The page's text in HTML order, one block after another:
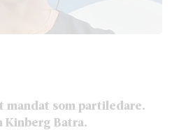
mandat som partiledare.
Kinberg Batra.